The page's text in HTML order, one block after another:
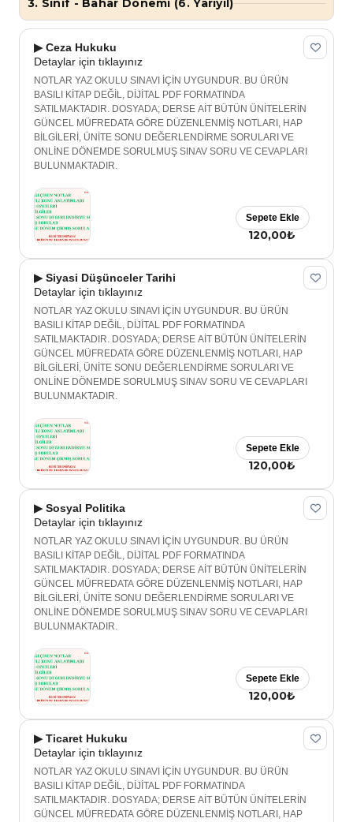
3. Sınıf - Bahar Dönemi (6. Yarıyıl)
▶ Ceza Hukuku
Detaylar için tıklayınız
NOTLAR YAZ OKULU SINAVI İÇİN UYGUNDUR. BU ÜRÜN
BASILI KİTAP DEĞİL, DİJİTAL PDF FORMATINDA
SATILMAKTADIR. DOSYADA; DERSE AİT BÜTÜN ÜNİTELERİN
GÜNCEL MÜFREDATA GÖRE DÜZENLENMİŞ NOTLARI, HAP
BİLGİLERİ, ÜNİTE SONU DEĞERLENDİRME SORULARI VE
ONLİNE DÖNEMDE SORULMUŞ SINAV SORU VE CEVAPLARI
BULUNMAKTADIR.
120,00₺
Sepete Ekle
▶ Siyasi Düşünceler Tarihi
Detaylar için tıklayınız
NOTLAR YAZ OKULU SINAVI İÇİN UYGUNDUR. BU ÜRÜN
BASILI KİTAP DEĞİL, DİJİTAL PDF FORMATINDA
SATILMAKTADIR. DOSYADA; DERSE AİT BÜTÜN ÜNİTELERİN
GÜNCEL MÜFREDATA GÖRE DÜZENLENMİŞ NOTLARI, HAP
BİLGİLERİ, ÜNİTE SONU DEĞERLENDİRME SORULARI VE
ONLİNE DÖNEMDE SORULMUŞ SINAV SORU VE CEVAPLARI
BULUNMAKTADIR.
120,00₺
Sepete Ekle
▶ Sosyal Politika
Detaylar için tıklayınız
NOTLAR YAZ OKULU SINAVI İÇİN UYGUNDUR. BU ÜRÜN
BASILI KİTAP DEĞİL, DİJİTAL PDF FORMATINDA
SATILMAKTADIR. DOSYADA; DERSE AİT BÜTÜN ÜNİTELERİN
GÜNCEL MÜFREDATA GÖRE DÜZENLENMİŞ NOTLARI, HAP
BİLGİLERİ, ÜNİTE SONU DEĞERLENDİRME SORULARI VE
ONLİNE DÖNEMDE SORULMUŞ SINAV SORU VE CEVAPLARI
BULUNMAKTADIR.
120,00₺
Sepete Ekle
▶ Ticaret Hukuku
Detaylar için tıklayınız
NOTLAR YAZ OKULU SINAVI İÇİN UYGUNDUR. BU ÜRÜN
BASILI KİTAP DEĞİL, DİJİTAL PDF FORMATINDA
SATILMAKTADIR. DOSYADA; DERSE AİT BÜTÜN ÜNİTELERİN
GÜNCEL MÜFREDATA GÖRE DÜZENLENMİŞ NOTLARI, HAP